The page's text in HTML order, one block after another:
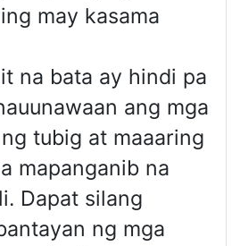
may kasama
na bata ay hindi pa
ang mga
tubig at maaaring
mapanganib na
Dapat silang
ng mga